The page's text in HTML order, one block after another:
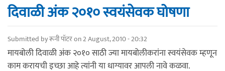
दिवाळी अंक २०१० स्वयंसेवक घोषणा
Submitted byरूनी पॉटरon 2 August, 2010 - 20:32
मायबोली दिवाळी अंक २०१० साठी ज्या मायबोलीकरांना स्वयंसेवक म्हणून
काम करायची इच्छा आहे त्यांनी या धाग्यावर आपली नावे कळवा.